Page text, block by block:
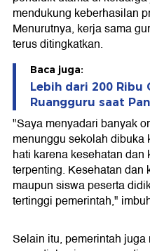
mendukung keberhasilan
Menurutnya, kerja sama
terus ditingkatkan.
Baca juga:
Lebih dari 200 Ribu
Ruangguru saat
"Saya menyadari banyak
menunggu sekolah dibuka
hati karena kesehatan
terpenting. Kesehatan dan
maupun siswa peserta
tertinggi pemerintah,"
Selain itu, pemerintah